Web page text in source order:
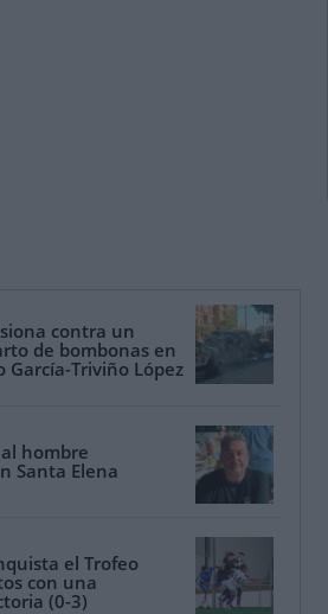
contra un
de bombonas en
García-Triviño López
hombre
Santa Elena
el Trofeo
con una
(0-3)